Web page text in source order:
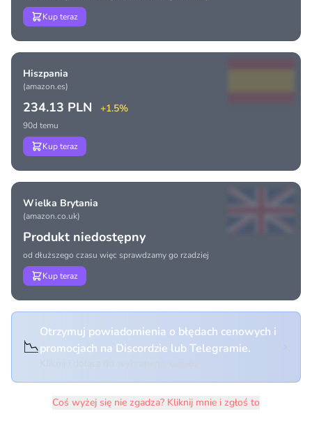
Kup teraz
Hiszpania
(amazon.es)
234.13 PLN +1.5%
90d temu
Kup teraz
Wielka Brytania
(amazon.co.uk)
Produkt niedostępny
od dłuższego czasu więc sprawdzamy go rzadziej
Kup teraz
📉
Otrzymuj powiadomienia o błędach cenowych i
promocjach na Discordzie lub Telegramie.
Coś wyżej się nie zgadza? Kliknij mnie i zgłoś to